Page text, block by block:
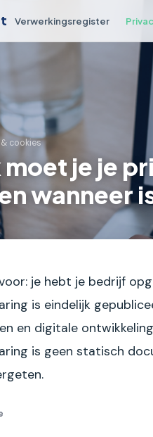
Verwerkingsregister
cookies
moet je je
wanneer
je hebt je bedrijf
is eindelijk
en digitale
is geen statisch